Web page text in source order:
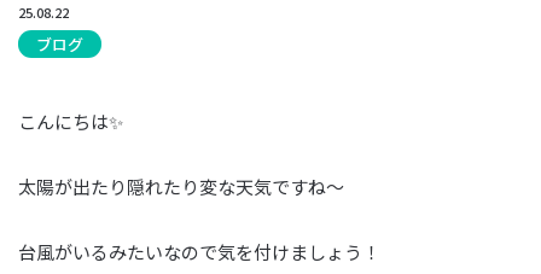
25.08.22
ブログ
こんにちは✨
太陽が出たり隠れたり変な天気ですね～
台風がいるみたいなので気を付けましょう！